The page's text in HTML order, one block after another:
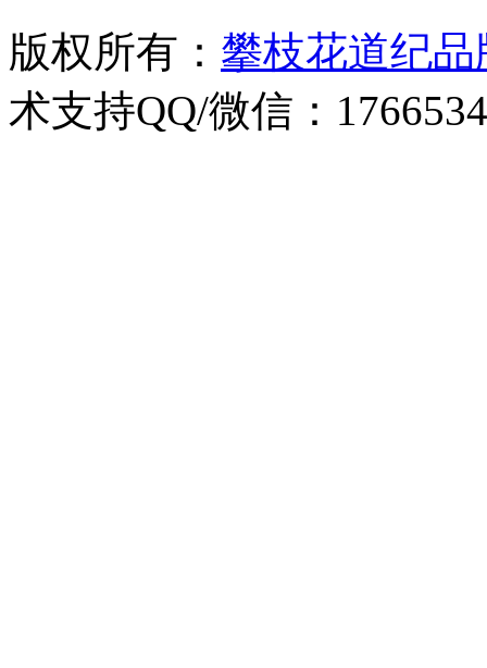
版权所有： 攀枝花道纪
术支持QQ/微信：